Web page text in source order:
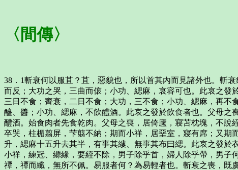
〈間傳〉
38．1斬衰何以服苴？苴，惡貌也，所以首其內而見諸外也。斬
而反；大功之哭，三曲而偯；小功、緦麻，哀容可也。此哀之發
三日不食；齊衰，二日不食；大功，三不食；小功、緦麻，再
醯、醬；小功、緦麻，不飲醴酒。此哀之發於飲食者也。父母
醴酒。始食肉者先食乾肉。父母之喪，居倚廬，寢苫枕塊，不說
卒哭，柱楣翦屏，芐翦不納；期而小祥，居堊室，寢有席；又
升，緦麻十五升去其半，有事其縷、無事其布曰緦。此哀之發
小祥，練冠、縓緣，要絰不除，男子除乎首，婦人除乎帶，男
禫，禫而纖，無所不佩。易服者何？為易輕者也。斬衰之喪，既